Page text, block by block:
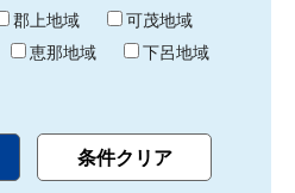
郡上地域
可茂地域
恵那地域
下呂地域